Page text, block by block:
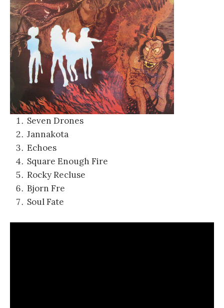
Seven Drones
Jannakota
Echoes
Square Enough Fire
Rocky Recluse
Bjorn Fre
Soul Fate